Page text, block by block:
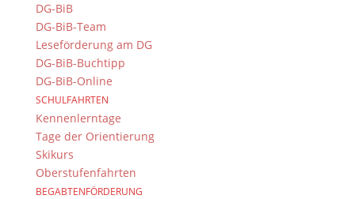
DG-BiB
DG-BiB-Team
Leseförderung am DG
DG-BiB-Buchtipp
DG-BiB-Online
SCHULFAHRTEN
Kennenlerntage
Tage der Orientierung
Skikurs
Oberstufenfahrten
BEGABTENFÖRDERUNG